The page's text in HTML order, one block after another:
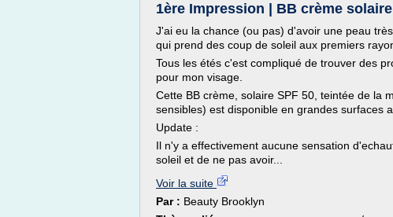
1ère Impression | BB crème solaire
J'ai eu la chance (ou pas) d'avoir une peau
qui prend des coup de soleil aux premiers
Tous les étés c'est compliqué de trouver des
pour mon visage.
Cette BB crème, solaire SPF 50, teintée de la
sensibles) est disponible en grandes surfaces a
Update :
Il n'y a effectivement aucune sensation
soleil et de ne pas avoir...
Voir la suite
Par : Beauty Brooklyn